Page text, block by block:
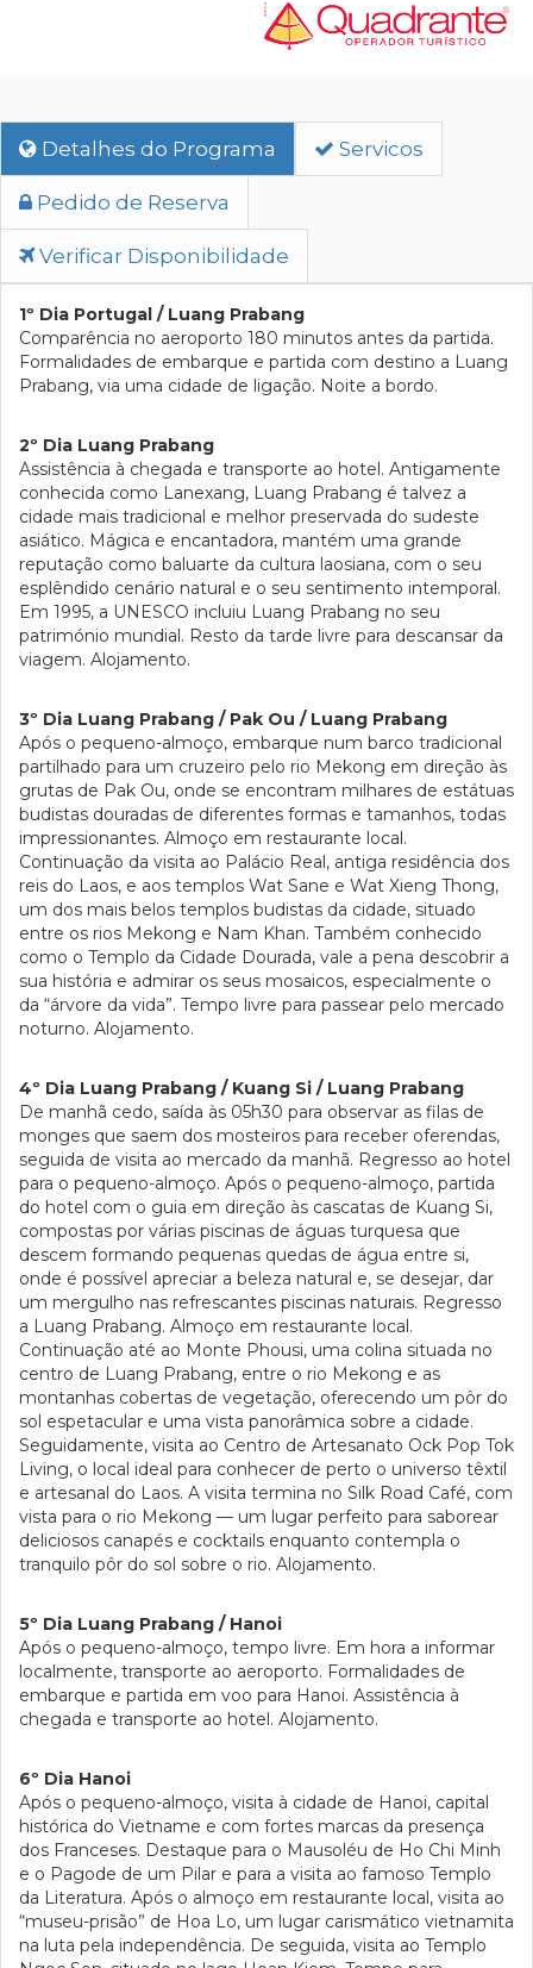
Detalhes do Programa Servicos
Pedido de Reserva
Verificar Disponibilidade
1º Dia Portugal / Luang Prabang
Comparência no aeroporto 180 minutos antes da partida.
Formalidades de embarque e partida com destino a Luang
Prabang, via uma cidade de ligação. Noite a bordo.
2º Dia Luang Prabang
Assistência à chegada e transporte ao hotel. Antigamente
conhecida como Lanexang, Luang Prabang é talvez a
cidade mais tradicional e melhor preservada do sudeste
asiático. Mágica e encantadora, mantém uma grande
reputação como baluarte da cultura laosiana, com o seu
esplêndido cenário natural e o seu sentimento intemporal.
Em 1995, a UNESCO incluiu Luang Prabang no seu
património mundial. Resto da tarde livre para descansar da
viagem. Alojamento.
3º Dia Luang Prabang / Pak Ou / Luang Prabang
Após o pequeno-almoço, embarque num barco tradicional
partilhado para um cruzeiro pelo rio Mekong em direção às
grutas de Pak Ou, onde se encontram milhares de estátuas
budistas douradas de diferentes formas e tamanhos, todas
impressionantes. Almoço em restaurante local.
Continuação da visita ao Palácio Real, antiga residência dos
reis do Laos, e aos templos Wat Sane e Wat Xieng Thong,
um dos mais belos templos budistas da cidade, situado
entre os rios Mekong e Nam Khan. Também conhecido
como o Templo da Cidade Dourada, vale a pena descobrir a
sua história e admirar os seus mosaicos, especialmente o
da “árvore da vida”. Tempo livre para passear pelo mercado
noturno. Alojamento.
4º Dia Luang Prabang / Kuang Si / Luang Prabang
De manhã cedo, saída às 05h30 para observar as filas de
monges que saem dos mosteiros para receber oferendas,
seguida de visita ao mercado da manhã. Regresso ao hotel
para o pequeno-almoço. Após o pequeno-almoço, partida
do hotel com o guia em direção às cascatas de Kuang Si,
compostas por várias piscinas de águas turquesa que
descem formando pequenas quedas de água entre si,
onde é possível apreciar a beleza natural e, se desejar, dar
um mergulho nas refrescantes piscinas naturais. Regresso
a Luang Prabang. Almoço em restaurante local.
Continuação até ao Monte Phousi, uma colina situada no
centro de Luang Prabang, entre o rio Mekong e as
montanhas cobertas de vegetação, oferecendo um pôr do
sol espetacular e uma vista panorâmica sobre a cidade.
Seguidamente, visita ao Centro de Artesanato Ock Pop Tok
Living, o local ideal para conhecer de perto o universo têxtil
e artesanal do Laos. A visita termina no Silk Road Café, com
vista para o rio Mekong — um lugar perfeito para saborear
deliciosos canapés e cocktails enquanto contempla o
tranquilo pôr do sol sobre o rio. Alojamento.
5º Dia Luang Prabang / Hanoi
Após o pequeno-almoço, tempo livre. Em hora a informar
localmente, transporte ao aeroporto. Formalidades de
embarque e partida em voo para Hanoi. Assistência à
chegada e transporte ao hotel. Alojamento.
6º Dia Hanoi
Após o pequeno-almoço, visita à cidade de Hanoi, capital
histórica do Vietname e com fortes marcas da presença
dos Franceses. Destaque para o Mausoléu de Ho Chi Minh
e o Pagode de um Pilar e para a visita ao famoso Templo
da Literatura. Após o almoço em restaurante local, visita ao
“museu-prisão” de Hoa Lo, um lugar carismático vietnamita
na luta pela independência. De seguida, visita ao Templo